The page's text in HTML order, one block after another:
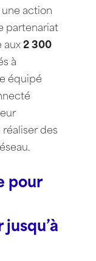
action
partenariat
aux 2 300
à
équipé
des
pour